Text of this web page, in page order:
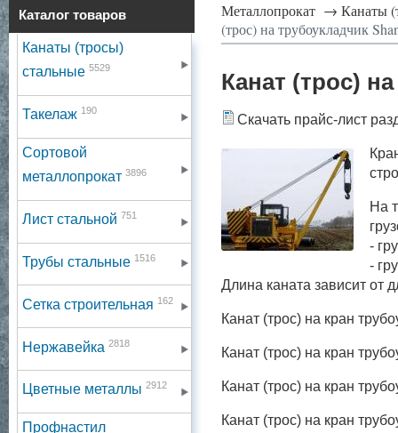
Каталог товаров
Канаты (тросы)
стальные 5529
Такелаж 190
Сортовой
металлопрокат 3896
Лист стальной 751
Трубы стальные 1516
Сетка строительная 162
Нержавейка 2818
Цветные металлы 2912
Профнастил
Металлопрокат → Канаты
(трос) на трубоукладчик
Канат (трос)
Скачать прайс-лист
На
-
-
Длина каната зависит от
Канат (трос) на кран
Канат (трос) на кран
Канат (трос) на кран
Канат (трос) на кран